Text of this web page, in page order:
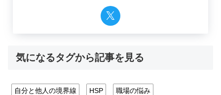
気になるタグから記事を見る
自分と他人の境界線 HSP 職場の悩み